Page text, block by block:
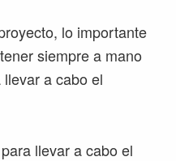
lo importante
siempre a mano
a cabo el
llevar a cabo el